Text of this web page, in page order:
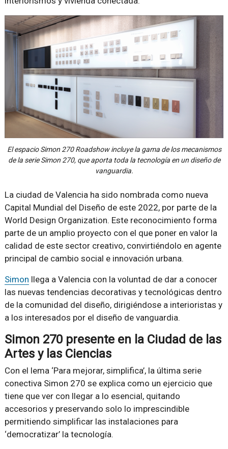
El espacio Simon 270 Roadshow incluye la gama de los mecanismos
de la serie Simon 270, que aporta toda la tecnología en un diseño de
vanguardia.
La ciudad de Valencia ha sido nombrada como nueva
Capital Mundial del Diseño de este 2022, por parte de la
World Design Organization. Este reconocimiento forma
parte de un amplio proyecto con el que poner en valor la
calidad de este sector creativo, convirtiéndolo en agente
principal de cambio social e innovación urbana.
Simon llega a Valencia con la voluntad de dar a conocer
las nuevas tendencias decorativas y tecnológicas dentro
de la comunidad del diseño, dirigiéndose a interioristas y
a los interesados por el diseño de vanguardia.
Simon 270 presente en la Ciudad de las
Artes y las Ciencias
Con el lema ‘Para mejorar, simplifica’, la última serie
conectiva Simon 270 se explica como un ejercicio que
tiene que ver con llegar a lo esencial, quitando
accesorios y preservando solo lo imprescindible
permitiendo simplificar las instalaciones para
‘democratizar’ la tecnología.